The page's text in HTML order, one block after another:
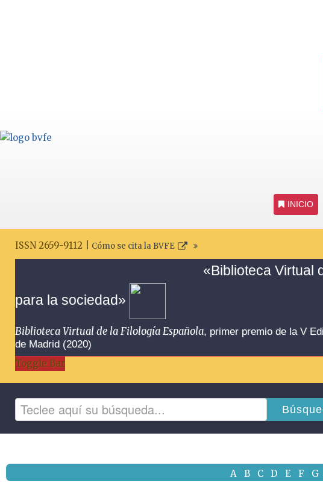
INICIO
ISSN 2659-9112 | Cómo se cita la BVFE
«Biblioteca Virtual
para la sociedad»
Biblioteca Virtual de la Filología Española, primer premio de la V
de Madrid (2020)
Toggle Bar
A B C D E F G